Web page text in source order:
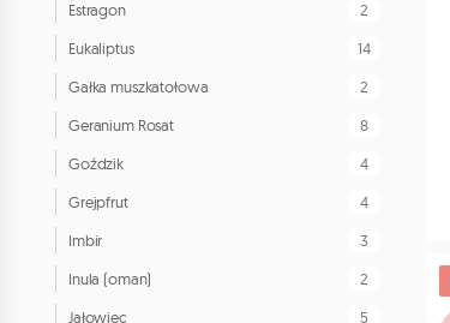
Estragon 2
Eukaliptus 14
Gałka muszkatołowa 2
Geranium Rosat 8
Goździk 4
Grejpfrut 4
Imbir 3
Inula (oman) 2
Jałowiec 5